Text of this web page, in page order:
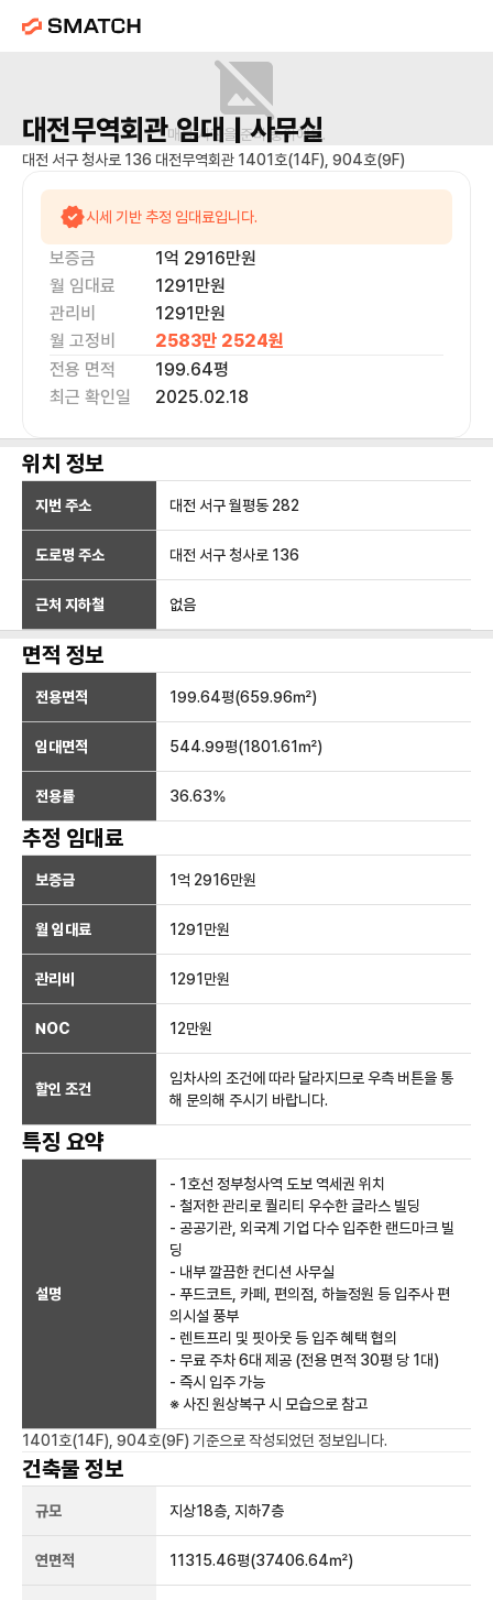
매물 사진을 준비 중이에요.
대전무역회관임대 | 사무실
대전 서구 청사로 136 대전무역회관 1401호(14F), 904호(9F)
시세 기반 추정 임대료입니다.
보증금 1억 2916만원
월 임대료
1291만원
관리비
1291만원
월 고정비
2583만 2524원
전용 면적
199.64평
최근 확인일
2025.02.18
위치 정보
지번 주소 대전 서구 월평동 282
도로명 주소 대전 서구 청사로 136
근처 지하철 없음
면적 정보
전용면적 199.64평(659.96㎡)
임대면적 544.99평(1801.61㎡)
전용률 36.63%
추정 임대료
보증금 1억 2916만원
월 임대료 1291만원
관리비 1291만원
NOC 12만원
할인 조건
임차사의 조건에 따라 달라지므로 우측 버튼을 통
해 문의해 주시기 바랍니다.
특징 요약
설명
- 1호선 정부청사역 도보 역세권 위치
- 철저한 관리로 퀄리티 우수한 글라스 빌딩
- 공공기관, 외국계 기업 다수 입주한 랜드마크 빌
딩
- 내부 깔끔한 컨디션 사무실
- 푸드코트, 카페, 편의점, 하늘정원 등 입주사 편
의시설 풍부
- 렌트프리 및 핏아웃 등 입주 혜택 협의
- 무료 주차 6대 제공 (전용 면적 30평 당 1대)
- 즉시 입주 가능
※ 사진 원상복구 시 모습으로 참고
1401호(14F), 904호(9F) 기준으로 작성되었던 정보입니다.
건축물 정보
규모 지상18층, 지하7층
연면적 11315.46평(37406.64㎡)